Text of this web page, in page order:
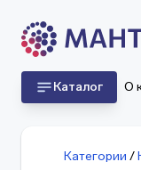
Каталог О
Категории /